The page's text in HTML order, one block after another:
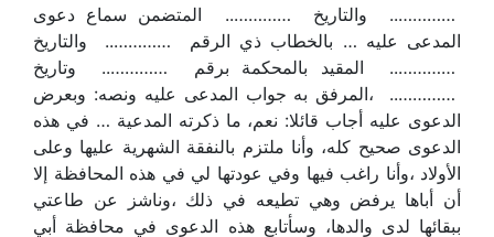
………….. والتاريخ ………….. المتضمن سماع دعوى
المدعى عليه … بالخطاب ذي الرقم ………….. والتاريخ
………….. المقيد بالمحكمة برقم ………….. وتاريخ
………….. ،المرفق به جواب المدعى عليه ونصه: وبعرض
الدعوى عليه أجاب قائلا: نعم، ما ذكرته المدعية … في هذه
الدعوى صحيح كله، وأنا ملتزم بالنفقة الشهرية عليها وعلى
الأولاد ،وأنا راغب فيها وفي عودتها لي في هذه المحافظة إلا
أن أباها يرفض وهي تطيعه في ذلك ،وناشز عن طاعتي
ببقائها لدى والدها، وسأتابع هذه الدعوى في محافظة أبي